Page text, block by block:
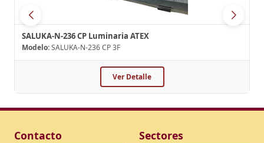
SALUKA-N-236 CP Luminaria ATEX
Modelo:SALUKA-N-236 CP 3F
Ver Detalle
Contacto Sectores